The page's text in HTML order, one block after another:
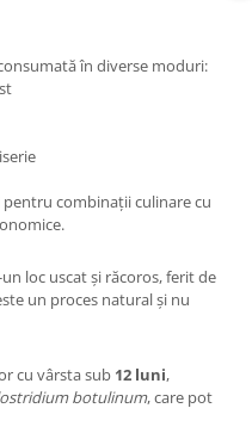
în diverse moduri:
combinații culinare cu
loc uscat și răcoros, ferit de
un proces natural și nu
cu vârsta sub 12 luni,
botulinum, care pot